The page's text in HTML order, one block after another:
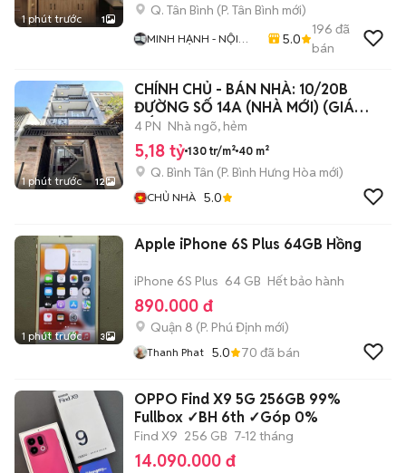
1 phút trước 1
Q. Tân Bình (P. Tân Bình mới)
MINH HẠNH - NỘI
5.0
196 đã
bán
1 phút trước 12
CHÍNH CHỦ - BÁN NHÀ: 10/20B
ĐƯỜNG SỐ 14A (NHÀ MỚI) (GIÁ
TỐT)
4 PN Nhà ngõ, hẻm
5,18 tỷ 130 tr/m² 40 m²
Q. Bình Tân (P. Bình Hưng Hòa mới)
CHỦ NHÀ 5.0
1 phút trước 3
Apple iPhone 6S Plus 64GB Hồng
iPhone 6S Plus 64 GB Hết bảo hành
890.000 đ
Quận 8 (P. Phú Định mới)
Thanh Phat 5.0 70 đã bán
OPPO Find X9 5G 256GB 99%
Fullbox ✓BH 6th ✓Góp 0%
Find X9 256 GB 7-12 tháng
14.090.000 đ